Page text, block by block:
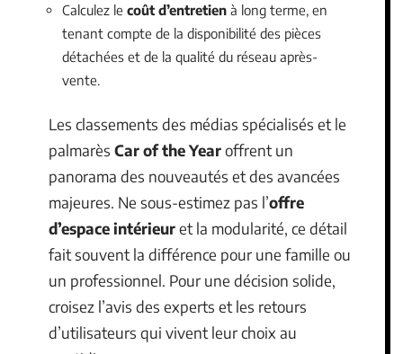
Calculez le coût d’entretien à long terme, en
tenant compte de la disponibilité des pièces
détachées et de la qualité du réseau après-
vente.
Les classements des médias spécialisés et le
palmarès Car of the Yearoffrent un
panorama des nouveautés et des avancées
majeures. Ne sous-estimez pas l’offre
d’espace intérieuret la modularité, ce détail
fait souvent la différence pour une famille ou
un professionnel. Pour une décision solide,
croisez l’avis des experts et les retours
d’utilisateurs qui vivent leur choix au